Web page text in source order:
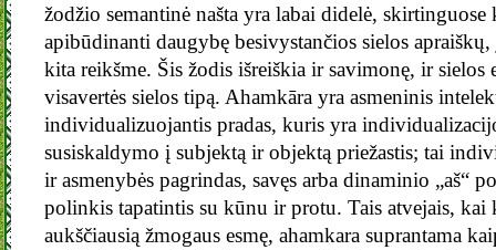
žodžio semantinė našta yra labai didelė, skirtinguose
apibūdinanti daugybę besivystančios sielos
kita reikšme. Šis žodis išreiškia ir savimonę, ir sielos
visavertės sielos tipą. Ahamkāra yra asmeninis
individualizuojantis pradas, kuris yra
susiskaldymo į subjektą ir objektą priežastis; tai
ir asmenybės pagrindas, savęs arba dinaminio „aš“
polinkis tapatintis su kūnu ir protu. Tais atvejais, kai
aukščiausią žmogaus esmę, ahamkara suprantama